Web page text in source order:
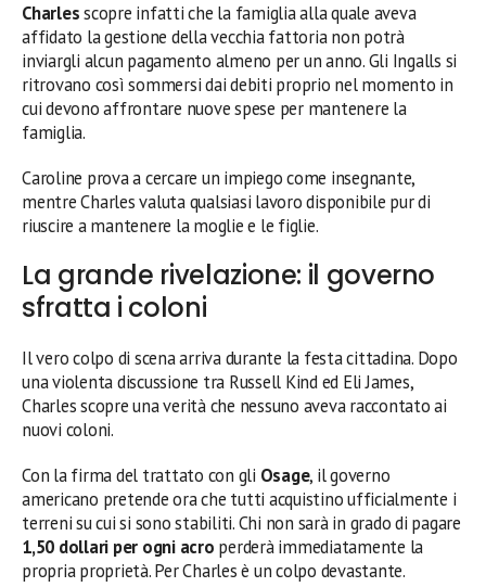
Charlesscopre infatti che la famiglia alla quale aveva
affidato la gestione della vecchia fattoria non potrà
inviargli alcun pagamento almeno per un anno. Gli Ingalls si
ritrovano così sommersi dai debiti proprio nel momento in
cui devono affrontare nuove spese per mantenere la
famiglia.
Caroline prova a cercare un impiego come insegnante,
mentre Charles valuta qualsiasi lavoro disponibile pur di
riuscire a mantenere la moglie e le figlie.
La grande rivelazione: il governo
sfratta i coloni
Il vero colpo di scena arriva durante la festa cittadina. Dopo
una violenta discussione tra Russell Kind ed Eli James,
Charles scopre una verità che nessuno aveva raccontato ai
nuovi coloni.
Con la firma del trattato con gli Osage, il governo
americano pretende ora che tutti acquistino ufficialmente i
terreni su cui si sono stabiliti. Chi non sarà in grado di pagare
1,50 dollari per ogni acro perderà immediatamente la
propria proprietà. Per Charles è un colpo devastante.